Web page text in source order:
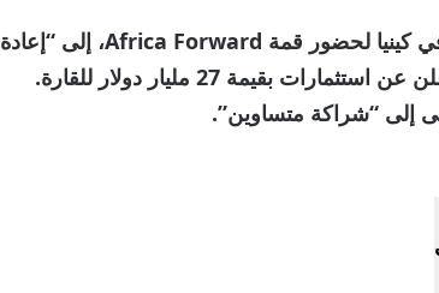
دعا الرئيس الفرنسي إيمانويل ماكرون، الموجود في كينيا لحضور قمة Africa Forward، إلى “إعادة
ضبط جذرية” في العلاقات بين أفريقيا وأوروبا وأعلن عن استثمارات بقيمة 27 مليار دولار للقارة.
إلى “شراكة متساوين”.